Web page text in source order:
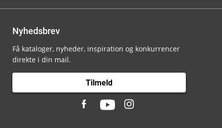
Nyhedsbrev
Få kataloger, nyheder, inspiration og konkurrencer
direkte i din mail.
Tilmeld